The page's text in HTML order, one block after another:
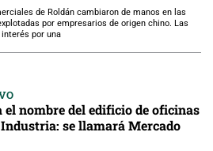
de Roldán cambiaron de manos en las
por empresarios de origen chino. Las
por una
el nombre del edificio de oficinas
se llamará Mercado